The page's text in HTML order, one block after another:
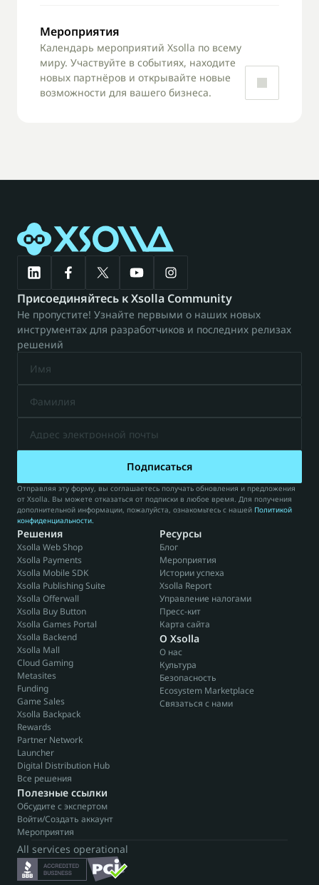
Мероприятия
Календарь мероприятий Xsolla по всему
миру. Участвуйте в событиях, находите
новых партнёров и открывайте новые
возможности для вашего бизнеса.
Присоединяйтесь к Xsolla Community
Не пропустите! Узнайте первыми о наших новых
инструментах для разработчиков и последних релизах
решений
Подписаться
Отправляя эту форму, вы соглашаетесь получать обновления и предложения
от Xsolla. Вы можете отказаться от подписки в любое время. Для получения
дополнительной информации, пожалуйста, ознакомьтесь с нашей Политикой
конфиденциальности.
Решения
Xsolla Web Shop
Xsolla Payments
Xsolla Mobile SDK
Xsolla Publishing Suite
Xsolla Offerwall
Xsolla Buy Button
Xsolla Games Portal
Xsolla Backend
Xsolla Mall
Cloud Gaming
Metasites
Funding
Game Sales
Xsolla Backpack
Rewards
Partner Network
Launcher
Digital Distribution Hub
Все решения
Полезные ссылки
Обсудите с экспертом
Войти/Создать аккаунт
Мероприятия
Ресурсы
Блог
Мероприятия
Истории успеха
Xsolla Report
Управление налогами
Пресс-кит
Карта сайта
О Xsolla
О нас
Культура
Безопасность
Ecosystem Marketplace
Связаться с нами
All services operational